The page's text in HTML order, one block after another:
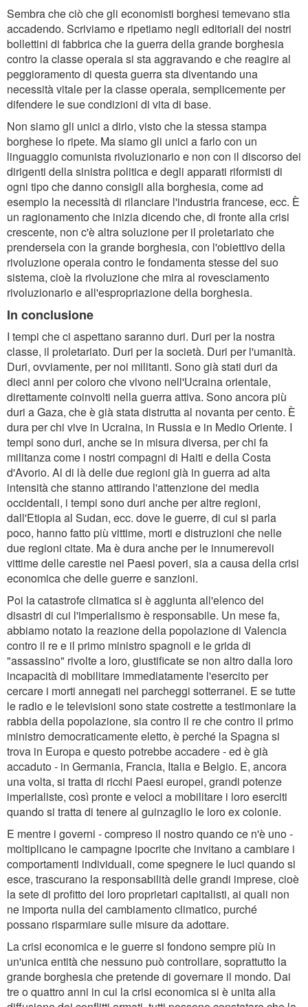
Sembra che ciò che gli economisti borghesi temevano stia
accadendo. Scriviamo e ripetiamo negli editoriali dei nostri
bollettini di fabbrica che la guerra della grande borghesia
contro la classe operaia si sta aggravando e che reagire al
peggioramento di questa guerra sta diventando una
necessità vitale per la classe operaia, semplicemente per
difendere le sue condizioni di vita di base.
Non siamo gli unici a dirlo, visto che la stessa stampa
borghese lo ripete. Ma siamo gli unici a farlo con un
linguaggio comunista rivoluzionario e non con il discorso dei
dirigenti della sinistra politica e degli apparati riformisti di
ogni tipo che danno consigli alla borghesia, come ad
esempio la necessità di rilanciare l'industria francese, ecc. È
un ragionamento che inizia dicendo che, di fronte alla crisi
crescente, non c'è altra soluzione per il proletariato che
prendersela con la grande borghesia, con l'obiettivo della
rivoluzione operaia contro le fondamenta stesse del suo
sistema, cioè la rivoluzione che mira al rovesciamento
rivoluzionario e all'espropriazione della borghesia.
In conclusione
I tempi che ci aspettano saranno duri. Duri per la nostra
classe, il proletariato. Duri per la società. Duri per l'umanità.
Duri, ovviamente, per noi militanti. Sono già stati duri da
dieci anni per coloro che vivono nell'Ucraina orientale,
direttamente coinvolti nella guerra attiva. Sono ancora più
duri a Gaza, che è già stata distrutta al novanta per cento. È
dura per chi vive in Ucraina, in Russia e in Medio Oriente. I
tempi sono duri, anche se in misura diversa, per chi fa
militanza come i nostri compagni di Haiti e della Costa
d'Avorio. Al di là delle due regioni già in guerra ad alta
intensità che stanno attirando l'attenzione dei media
occidentali, i tempi sono duri anche per altre regioni,
dall'Etiopia al Sudan, ecc. dove le guerre, di cui si parla
poco, hanno fatto più vittime, morti e distruzioni che nelle
due regioni citate. Ma è dura anche per le innumerevoli
vittime delle carestie nei Paesi poveri, sia a causa della crisi
economica che delle guerre e sanzioni.
Poi la catastrofe climatica si è aggiunta all'elenco dei
disastri di cui l'imperialismo è responsabile. Un mese fa,
abbiamo notato la reazione della popolazione di Valencia
contro il re e il primo ministro spagnoli e le grida di
"assassino" rivolte a loro, giustificate se non altro dalla loro
incapacità di mobilitare immediatamente l'esercito per
cercare i morti annegati nei parcheggi sotterranei. E se tutte
le radio e le televisioni sono state costrette a testimoniare la
rabbia della popolazione, sia contro il re che contro il primo
ministro democraticamente eletto, è perché la Spagna si
trova in Europa e questo potrebbe accadere - ed è già
accaduto - in Germania, Francia, Italia e Belgio. E, ancora
una volta, si tratta di ricchi Paesi europei, grandi potenze
imperialiste, così pronte e veloci a mobilitare i loro eserciti
quando si tratta di tenere al guinzaglio le loro ex colonie.
E mentre i governi - compreso il nostro quando ce n'è uno -
moltiplicano le campagne ipocrite che invitano a cambiare i
comportamenti individuali, come spegnere le luci quando si
esce, trascurano la responsabilità delle grandi imprese, cioè
la sete di profitto dei loro proprietari capitalisti, ai quali non
ne importa nulla del cambiamento climatico, purché
possano risparmiare sulle misure da adottare.
La crisi economica e le guerre si fondono sempre più in
un'unica entità che nessuno può controllare, soprattutto la
grande borghesia che pretende di governare il mondo. Dai
tre o quattro anni in cui la crisi economica si è unita alla